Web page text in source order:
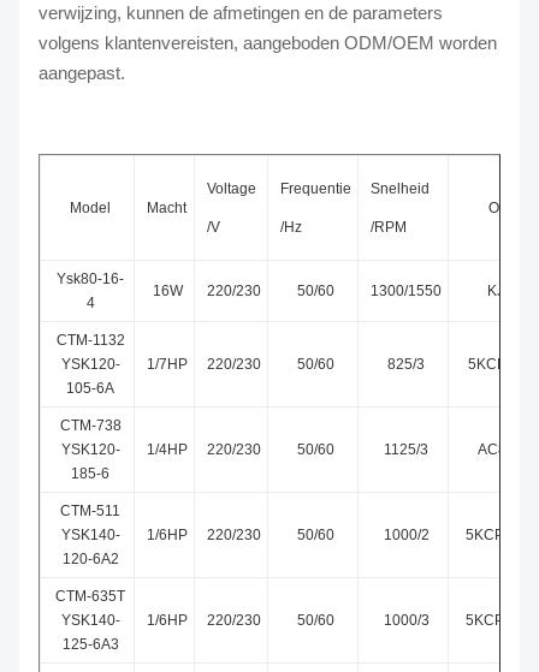
verwijzing, kunnen de afmetingen en de parameters
volgens klantenvereisten, aangeboden ODM/OEM worden
aangepast.
Model Macht
Voltage
/V
Frequentie
/Hz
Snelheid
/RPM
OEM
Ysk80-16-
4
16W 220/230 50/60 1300/1550
CTM-1132
YSK120-
105-6A
1/7HP 220/230 50/60 825/3
CTM-738
YSK120-
185-6
1/4HP 220/230 50/60 1125/3 AC809-
CTM-511
YSK140-
120-6A2
1/6HP 220/230 50/60 1000/2
CTM-635T
YSK140-
125-6A3
1/6HP 220/230 50/60 1000/3